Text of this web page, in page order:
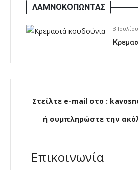
ΛΑΜΝΟΚΟΠΩΝΤΑΣ
3
Στείλτε e-mail στο :
ή συμπληρώστε την
Επικοινωνία